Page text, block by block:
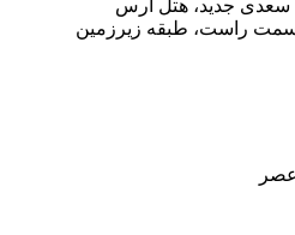
سعدی جدید، هتل ارس
سمت راست، طبقه زیرزمین